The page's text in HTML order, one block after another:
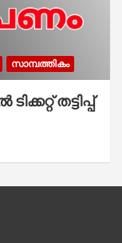
സാമ്പത്തികം
തട്ടിപ്പ്